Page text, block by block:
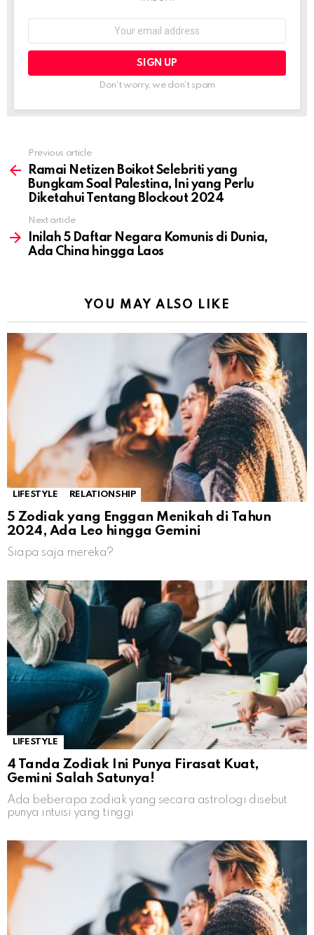
Don't worry, we don't spam
more
Previous article
Ramai Netizen Boikot Selebriti yang
Bungkam Soal Palestina, Ini yang Perlu
Diketahui Tentang Blockout 2024
Next article
Inilah 5 Daftar Negara Komunis di Dunia,
Ada China hingga Laos
YOU MAY ALSO LIKE
LIFESTYLE RELATIONSHIP
5 Zodiak yang Enggan Menikah di Tahun
2024, Ada Leo hingga Gemini
Siapa saja mereka?
LIFESTYLE
4 Tanda Zodiak Ini Punya Firasat Kuat,
Gemini Salah Satunya!
Ada beberapa zodiak yang secara astrologi disebut
punya intuisi yang tinggi